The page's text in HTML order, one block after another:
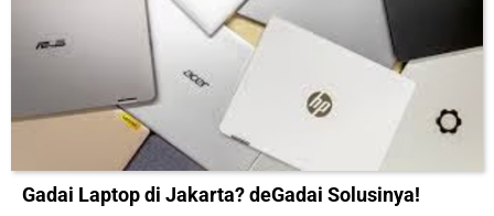
Gadai Laptop di Jakarta? deGadai Solusinya!